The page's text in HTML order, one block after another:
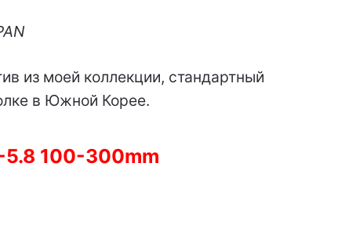
из моей коллекции, стандартный
в Южной Корее.
5.8 100-300mm